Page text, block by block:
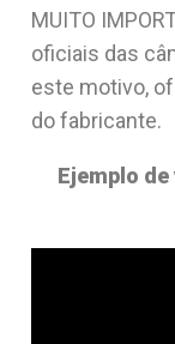
MUITO
oficiais das
este motivo,
do fabricante.
Ejemplo